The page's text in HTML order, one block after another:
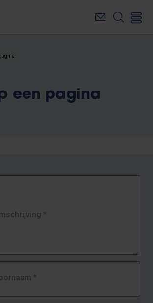
een pagina
*
*